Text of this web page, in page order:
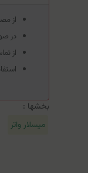
از
در
از
بخشها :
میسلار واتر